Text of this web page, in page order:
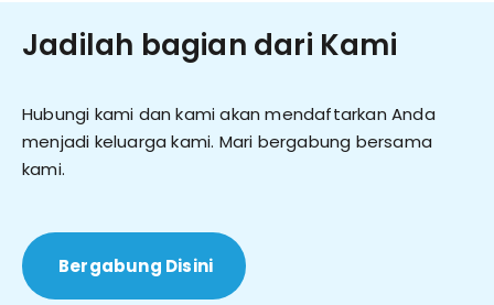
Jadilah bagian dari Kami
Hubungi kami dan kami akan mendaftarkan Anda
menjadi keluarga kami. Mari bergabung bersama
kami.
Bergabung Disini